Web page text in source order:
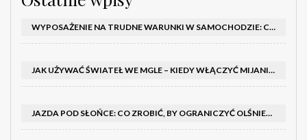
WYPOSAŻENIE NA TRUDNE WARUNKI W SAMOCHODZIE: CO MIEĆ ZIMĄ, W TRASIE I NA WYPADEK AWARII
JAK UŻYWAĆ ŚWIATEŁ WE MGLE – KIEDY WŁĄCZYĆ MIJANIA I PRZECIWMGIELNE ORAZ CZEGO NIE ROBIĆ
JAZDA POD SŁOŃCE: CO ZROBIĆ, BY OGRANICZYĆ OLŚNIENIE I POPRAWIĆ WIDOCZNOŚĆ